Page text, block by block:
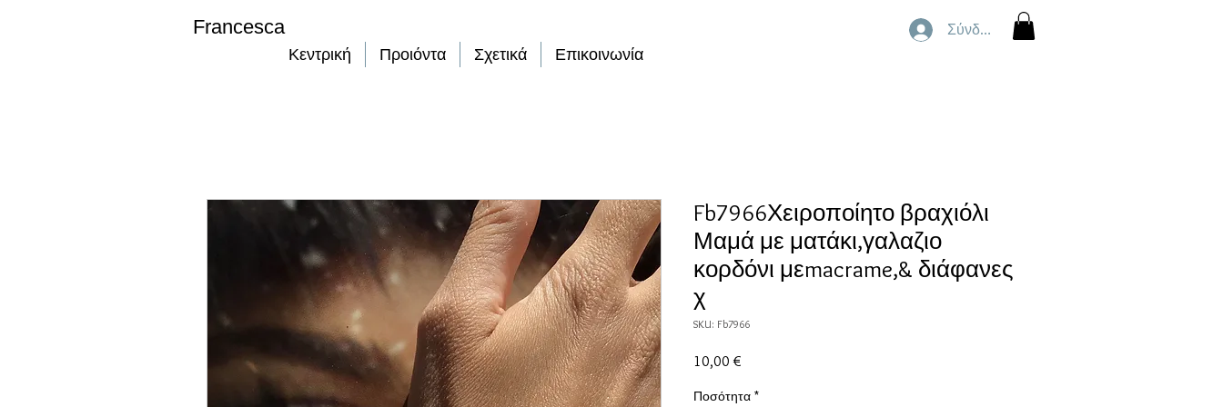
Κεντρική Προιόντα Σχετικά Επικοινωνία
Σύνδεση
Fb7966Χειροποίητο βραχιόλι
Μαμά με ματάκι,γαλαζιο
κορδόνι μεmacrame,& διάφανες
χ
SKU: Fb7966
10,00 €
Ποσότητα *
Francesca